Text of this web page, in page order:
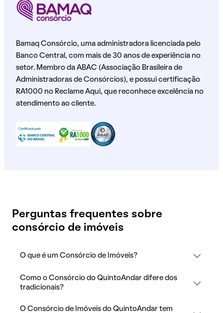
Bamaq Consórcio, uma administradora licenciada pelo
Banco Central, com mais de 30 anos de experiência no
setor. Membro da ABAC (Associação Brasileira de
Administradoras de Consórcios), e possui certificação
RA1000 no Reclame Aqui, que reconhece excelência no
atendimento ao cliente.
Perguntas frequentes sobre
consórcio de imóveis
O que é um Consórcio de Imóveis?
Como o Consórcio do QuintoAndar difere dos
tradicionais?
O Consórcio de Imóveis do QuintoAndar tem